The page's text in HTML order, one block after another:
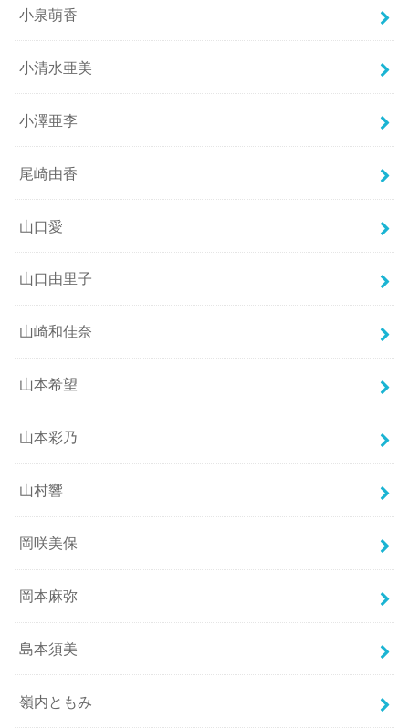
小泉萌香
小清水亜美
小澤亜李
尾崎由香
山口愛
山口由里子
山崎和佳奈
山本希望
山本彩乃
山村響
岡咲美保
岡本麻弥
島本須美
嶺内ともみ